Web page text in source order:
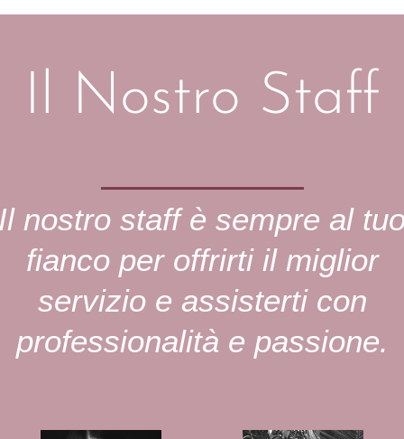
Il Nostro Staff
nostro staff è sempre al
fianco per offrirti il miglior
servizio e assisterti con
professionalità e passione.